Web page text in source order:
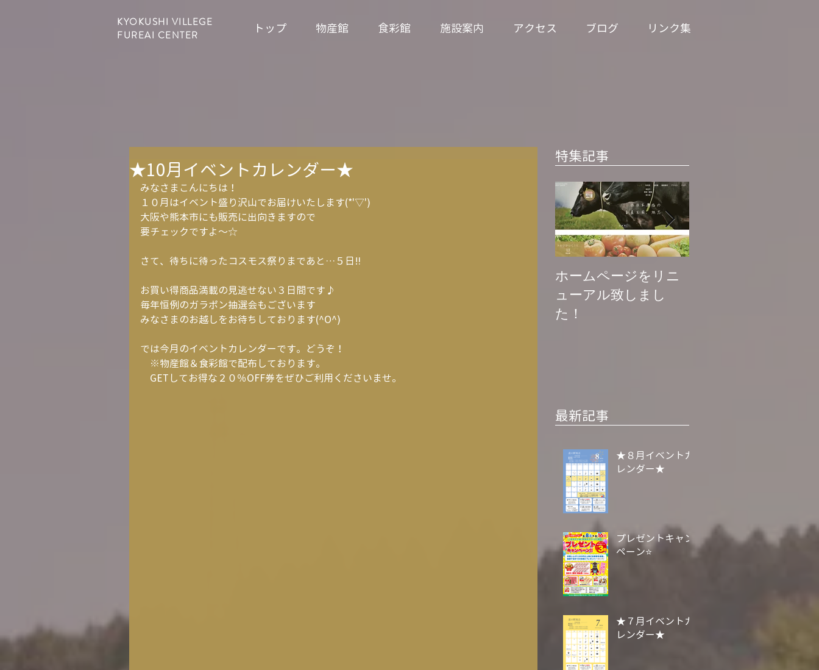
KYOKUSHI VILLEGE
FUREAI CENTER
トップ 物産館 食彩館 施設案内 アクセス ブログ リンク集
★10月イベントカレンダー★
みなさまこんにちは！
１０月はイベント盛り沢山でお届けいたします(*'▽')
大阪や熊本市にも販売に出向きますので
要チェックですよ～☆
さて、待ちに待ったコスモス祭りまであと…５日‼
お買い得商品満載の見逃せない３日間です♪
毎年恒例のガラポン抽選会もございます
みなさまのお越しをお待ちしております(^O^)
では今月のイベントカレンダーです。どうぞ！
※物産館＆食彩館で配布しております。
GETしてお得な２０％OFF券をぜひご利用くださいませ。
特集記事
ホームページをリニ
ューアル致しまし
た！
最新記事
★８月イベントカ
レンダー★
プレゼントキャン
ペーン⭐
★７月イベントカ
レンダー★